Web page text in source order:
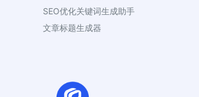
SEO优化关键词生成助手
文章标题生成器